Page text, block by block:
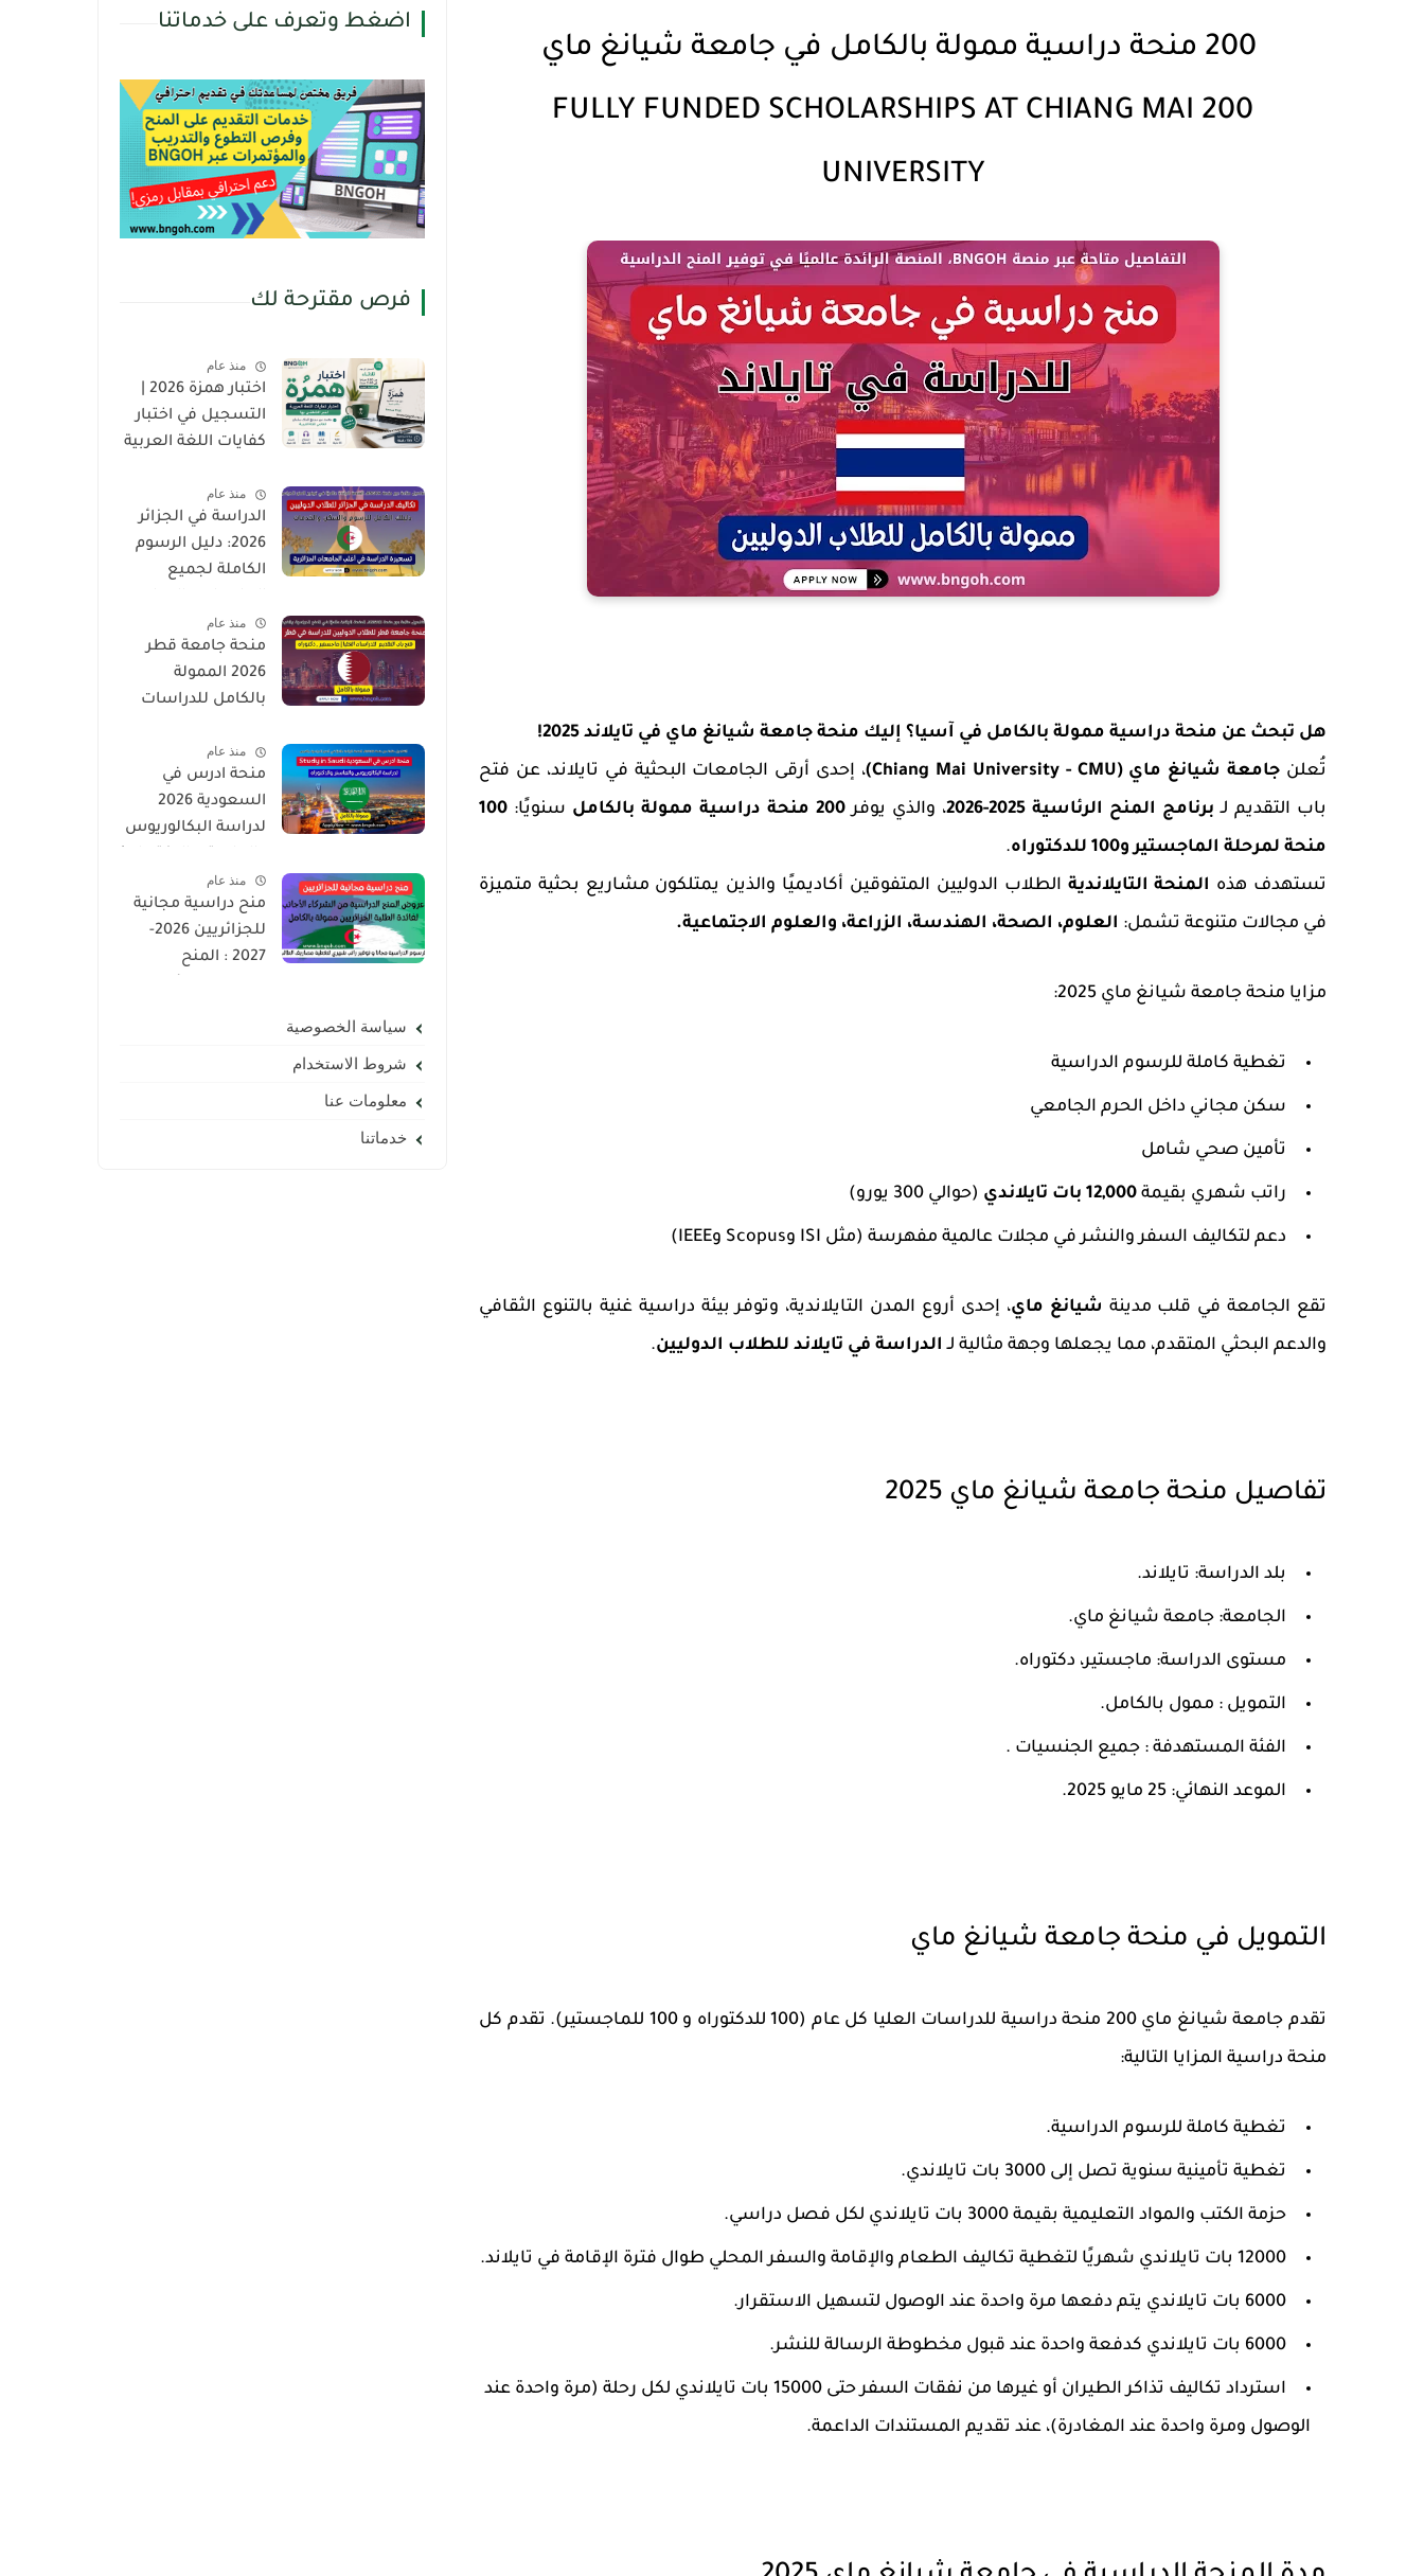
200 FULLY FUNDED SCHOLARSHIPS AT CHIANG MAI
UNIVERSITY
هل تبحث عن منحة دراسية ممولة بالكامل في آسيا؟ إليك منحة جامعة شيانغ ماي في تايلاند 2025!
تُعلن جامعة شيانغ ماي (Chiang Mai University - CMU)
، إحدى أرقى الجامعات البحثية في تايلاند، عن فتح
باب التقديم لـ برنامج المنح الرئاسية 2025-2026 ، والذي يوفر 200 منحة دراسية ممولة بالكامل سنويًا: 100
منحة لمرحلة الماجستير و100 للدكتوراه
.
تستهدف هذه المنحة التايلاندية الطلاب الدوليين المتفوقين أكاديميًا والذين يمتلكون مشاريع بحثية متميزة
في مجالات متنوعة تشمل: العلوم، الصحة، الهندسة، الزراعة، والعلوم الاجتماعية.
مزايا منحة جامعة شيانغ ماي 2025:
تغطية كاملة للرسوم الدراسية
سكن مجاني داخل الحرم الجامعي
تأمين صحي شامل
راتب شهري بقيمة 12,000 بات تايلاندي (حوالي 300 يورو)
دعم لتكاليف السفر والنشر في مجلات عالمية مفهرسة (مثل ISI وScopus وIEEE)
تقع الجامعة في قلب مدينة شيانغ ماي، إحدى أروع المدن التايلاندية، وتوفر بيئة دراسية غنية بالتنوع الثقافي
والدعم البحثي المتقدم، مما يجعلها وجهة مثالية لـ الدراسة في تايلاند للطلاب الدوليين.
تفاصيل منحة جامعة شيانغ ماي 2025
بلد الدراسة: تايلاند.
الجامعة: جامعة شيانغ ماي.
مستوى الدراسة: ماجستير، دكتوراه.
التمويل : ممول بالكامل.
الفئة المستهدفة : جميع الجنسيات .
الموعد النهائي: 25 مايو 2025.
التمويل في منحة جامعة شيانغ ماي
تقدم جامعة شيانغ ماي 200 منحة دراسية للدراسات العليا كل عام (100 للدكتوراه و 100 للماجستير). تقدم كل
منحة دراسية المزايا التالية:
تغطية كاملة للرسوم الدراسية.
تغطية تأمينية سنوية تصل إلى 3000 بات تايلاندي.
حزمة الكتب والمواد التعليمية بقيمة 3000 بات تايلاندي لكل فصل دراسي.
12000 بات تايلاندي شهريًا لتغطية تكاليف الطعام والإقامة والسفر المحلي طوال فترة الإقامة في تايلاند.
6000 بات تايلاندي يتم دفعها مرة واحدة عند الوصول لتسهيل الاستقرار.
6000 بات تايلاندي كدفعة واحدة عند قبول مخطوطة الرسالة للنشر.
استرداد تكاليف تذاكر الطيران أو غيرها من نفقات السفر حتى 15000 بات تايلاندي لكل رحلة (مرة واحدة عند
الوصول ومرة ​​واحدة عند المغادرة)، عند تقديم المستندات الداعمة.
اضغط وتعرف على خدماتنا
فرص مقترحة لك
منذ عام
التسجيل في اختبار
كفايات اللغة العربية
(Hamza Test)
منذ عام
الدراسة في الجزائر
2026: دليل الرسوم
الكاملة لجميع
العليا للطلاب
الدوليين
منذ عام
منحة جامعة قطر
2026 الممولة
بالكامل للدراسات
دكتوراه
منذ عام
منحة ادرس في
السعودية 2026
لدراسة البكالوريوس
ممولة بالكامل
لجميع الجنسيات
منذ عام
منح دراسية مجانية
للجزائريين 2026-
2027 : المنح
سياسة الخصوصية
شروط الاستخدام
معلومات عنا
خدماتنا